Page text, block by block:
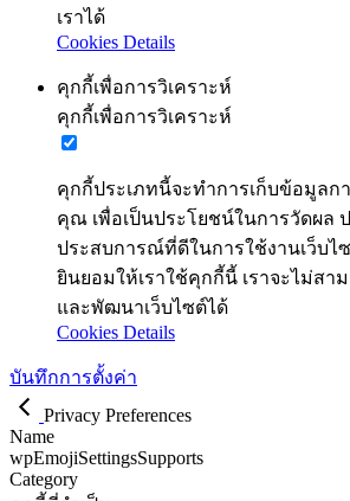
เราได้
Cookies Details
คุกกี้เพื่อการวิเคราะห์
คุกกี้เพื่อการวิเคราะห์
คุกกี้ประเภทนี้จะทำการเก็บข้อมูลก
คุณ เพื่อเป็นประโยชน์ในการวัดผล
ประสบการณ์ที่ดีในการใช้งานเว็บไ
ยินยอมให้เราใช้คุกกี้นี้ เราจะไม่สา
และพัฒนาเว็บไซต์ได้
Cookies Details
บันทึกการตั้งค่า
Privacy Preferences
Name
wpEmojiSettingsSupports
Category